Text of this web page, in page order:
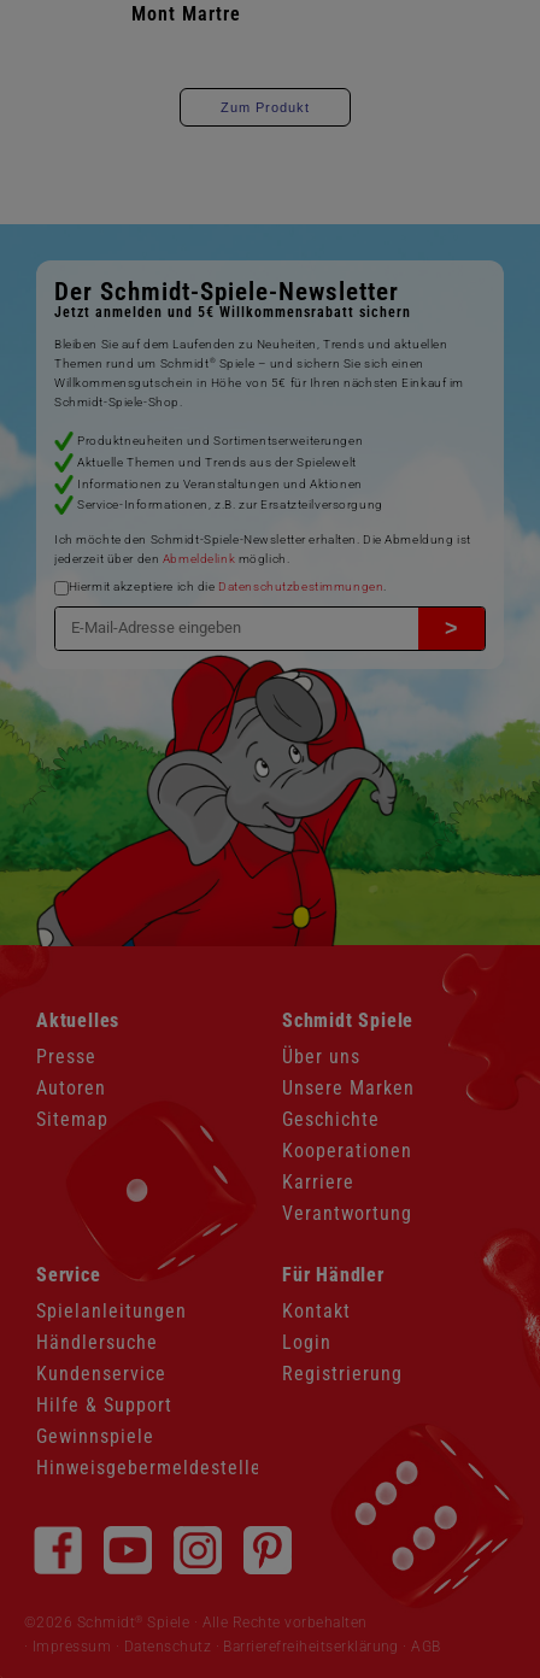
Mont Martre
Zum Produkt
Der Schmidt-Spiele-Newsletter
Jetzt anmelden und 5€ Willkommensrabatt sichern
Bleiben Sie auf dem Laufenden zu Neuheiten, Trends und aktuellen
Themen rund um Schmidt® Spiele – und sichern Sie sich einen
Willkommensgutschein in Höhe von 5€ für Ihren nächsten Einkauf im
Schmidt-Spiele-Shop.
Produktneuheiten und Sortimentserweiterungen
Aktuelle Themen und Trends aus der Spielewelt
Informationen zu Veranstaltungen und Aktionen
Service-Informationen, z.B. zur Ersatzteilversorgung
Ich möchte den Schmidt-Spiele-Newsletter erhalten. Die Abmeldung ist
jederzeit über den Abmeldelink möglich.
Hiermit akzeptiere ich die Datenschutzbestimmungen.
>
Navigation
überspringen
Aktuelles
Presse
Autoren
Sitemap
Navigation
überspringen
Schmidt Spiele
Über uns
Unsere Marken
Geschichte
Kooperationen
Karriere
Verantwortung
Navigation
überspringen
Service
Spielanleitungen
Händlersuche
Kundenservice
Hilfe & Support
Gewinnspiele
Hinweisgebermeldestelle
Navigation
überspringen
Für Händler
Kontakt
Login
Registrierung
überspringen
©2026 Schmidt ®
Spiele · Alle Rechte vorbehalten
Impressum · Datenschutz · Barrierefreiheitserklärung ·AGB